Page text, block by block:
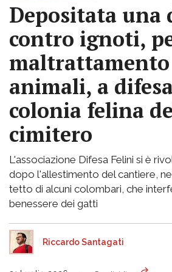
Depositata una
contro ignoti,
animali, a
colonia felina
cimitero
L'associazione Difesa Felini si è
dopo l'allestimento del cantiere,
tetto di alcuni colombari, che
benessere dei gatti
Riccardo Santagati